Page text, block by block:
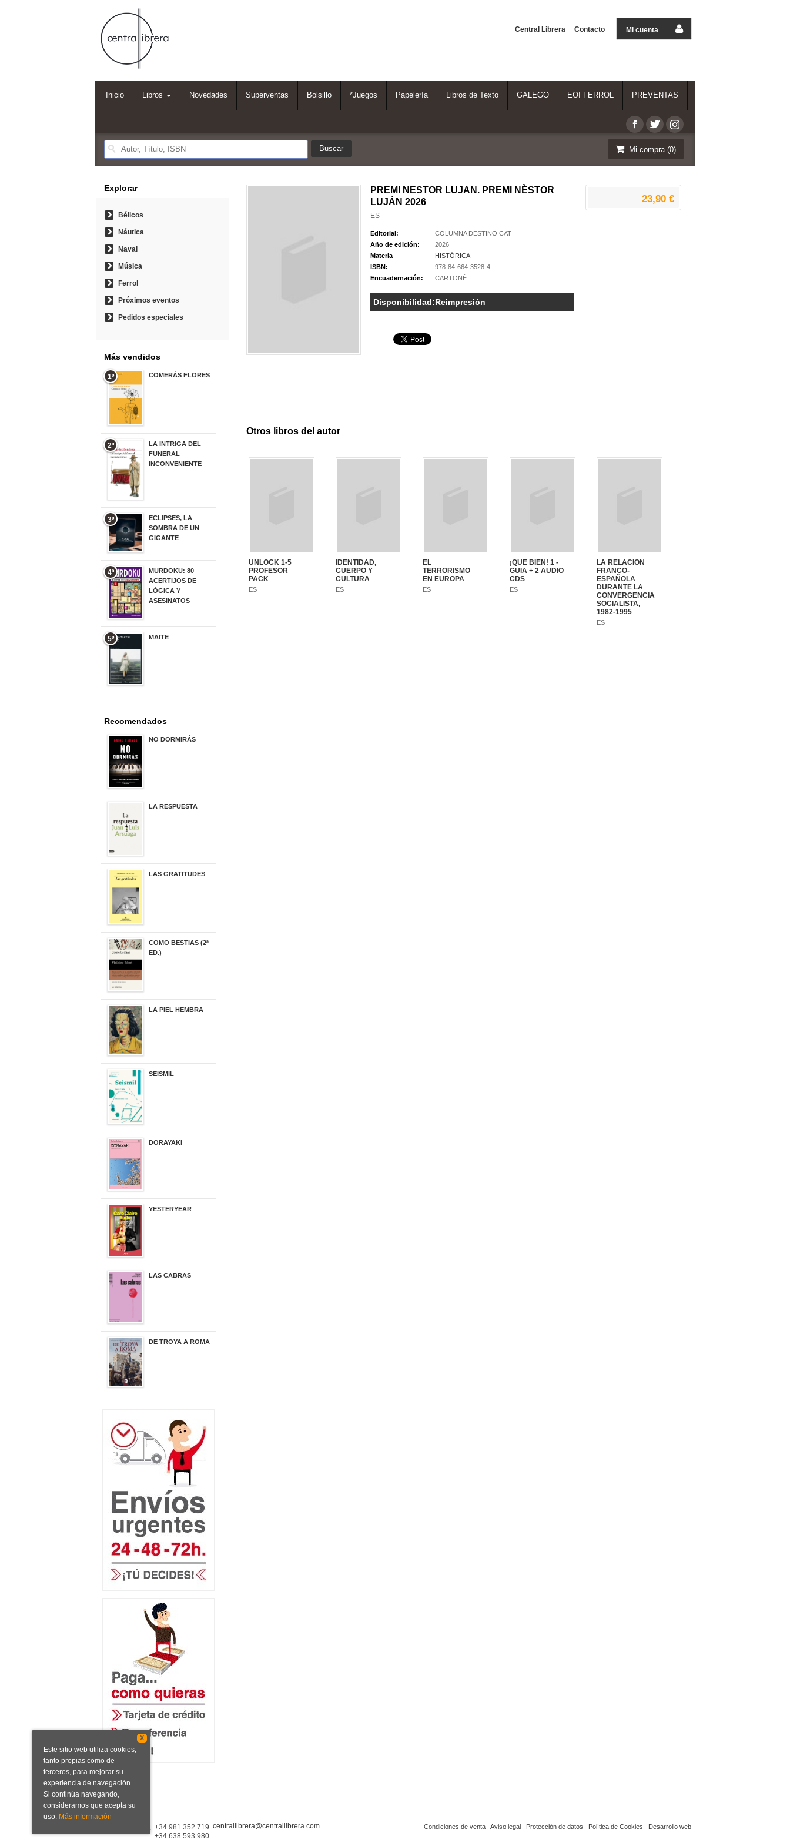
Mi cuenta
Central Librera Contacto
Inicio Libros Novedades Superventas Bolsillo *Juegos Papelería Libros de Texto GALEGO EOI FERROL PREVENTAS
Mi compra (0)
PREMI NESTOR LUJAN. PREMI NÈSTOR
LUJÁN 2026
ES
Editorial:
COLUMNA DESTINO CAT
Año de edición:
2026
Materia
HISTÓRICA
ISBN:
978-84-664-3528-4
Encuadernación:
CARTONÉ
Disponibilidad:Reimpresión
23,90 €
Otros libros del autor
UNLOCK 1-5
PROFESOR
PACK
ES
IDENTIDAD,
CUERPO Y
CULTURA
ES
EL
TERRORISMO
EN EUROPA
ES
¡QUE BIEN! 1 -
GUIA + 2 AUDIO
CDS
ES
LA RELACION
FRANCO-
ESPAÑOLA
DURANTE LA
CONVERGENCIA
SOCIALISTA,
1982-1995
ES
Explorar
Bélicos
Náutica
Naval
Música
Ferrol
Próximos eventos
Pedidos especiales
Más vendidos
1º COMERÁS FLORES
2º
LA INTRIGA DEL
FUNERAL
INCONVENIENTE
3º
ECLIPSES, LA
SOMBRA DE UN
GIGANTE
4º
MURDOKU: 80
ACERTIJOS DE
LÓGICA Y
ASESINATOS
5º MAITE
Recomendados
NO DORMIRÁS
LA RESPUESTA
LAS GRATITUDES
COMO BESTIAS (2ª
ED.)
LA PIEL HEMBRA
SEISMIL
DORAYAKI
YESTERYEAR
LAS CABRAS
DE TROYA A ROMA
Condiciones de venta Aviso legal Protección de datos Política de Cookies Desarrollo web
+34 981 352 719
+34 638 593 980
centrallibrera@centrallibrera.com
X
Este sitio web utiliza cookies,
tanto propias como de
terceros, para mejorar su
experiencia de navegación.
Si continúa navegando,
consideramos que acepta su
uso. Más información